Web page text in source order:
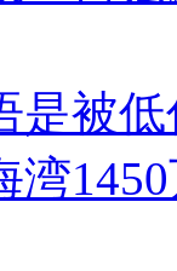
是被
湾